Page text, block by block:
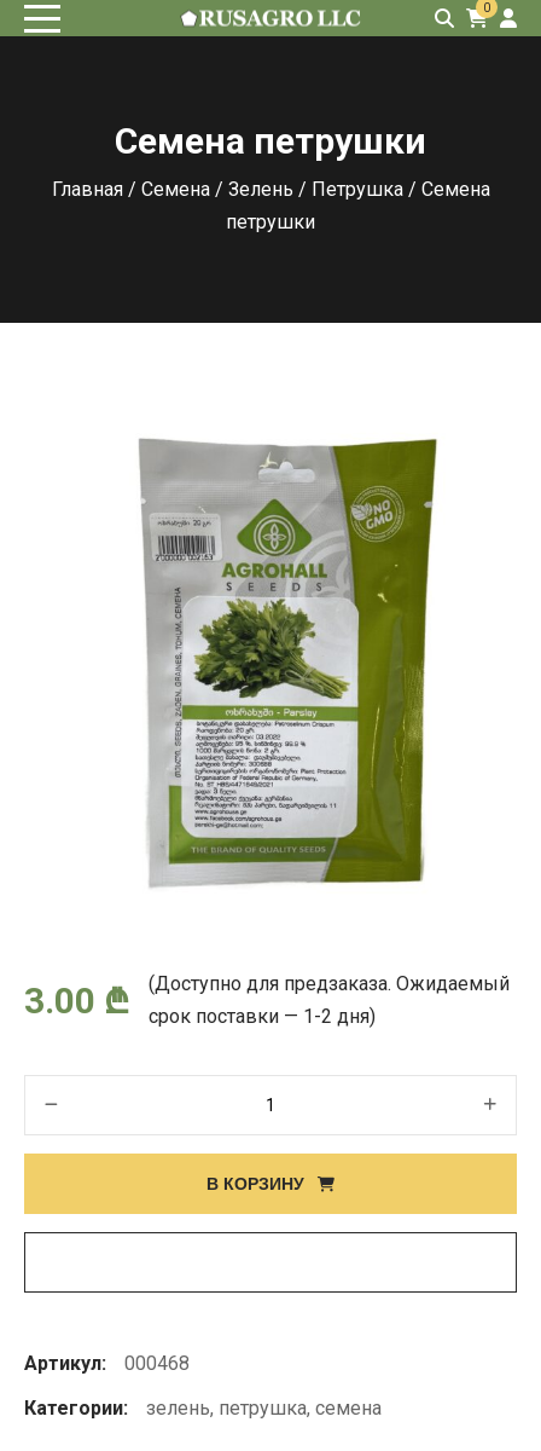
0
Семена петрушки
Главная/ Семена/ Зелень / Петрушка/ Семена
петрушки
3.00 ₾
(Доступно для предзаказа. Ожидаемый
срок поставки — 1-2 дня)
Семена
В КОРЗИНУ
Артикул:
000468
Категории:
зелень, петрушка, семена